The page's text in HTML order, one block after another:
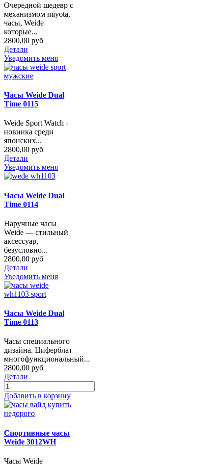
Очередной шедевр с
механизмом miyota,
часы, Weide
которые...
2800,00 руб
Детали
Уведомить меня
Часы Weide Dual
Time 0115
Weide Sport Watch -
новинка среди
японских...
2800,00 руб
Детали
Уведомить меня
Часы Weide Dual
Time 0114
Наручные часы
Weide — стильный
аксессуар,
безусловно...
2800,00 руб
Детали
Уведомить меня
Часы Weide Dual
Time 0113
Часы специального
дизайна. Циферблат
многофункциональный...
2800,00 руб
Детали
Добавить в корзину
Спортивные часы
Weide 3012WH
Часы Weide